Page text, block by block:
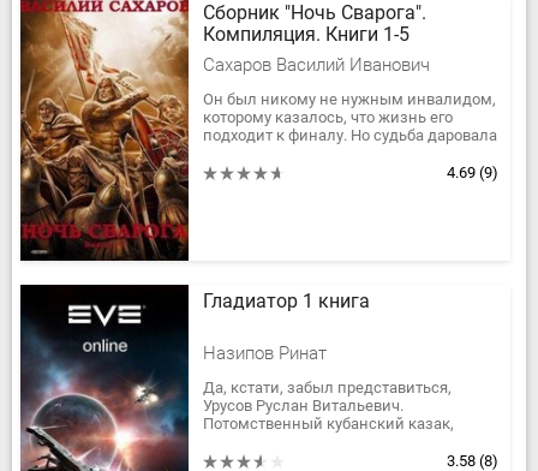
Сборник "Ночь Сварога".
Компиляция. Книги 1-5
Сахаров Василий Иванович
Он был никому не нужным инвалидом,
которому казалось, что жизнь его
подходит к финалу. Но судьба даровала
отставной офицер ФСБ...
4.69 (9)
Гладиатор 1 книга
Назипов Ринат
Да, кстати, забыл представиться,
Урусов Руслан Витальевич.
Потомственный кубанский казак,
Червленная. А сейчас сижу и жду3.58 (8)